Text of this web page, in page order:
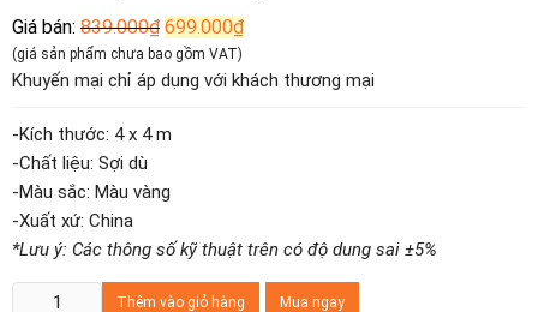
Giá bán: 839.000₫ Giá
gốc
là:
839.000₫.
699.000₫Giá
hiện
là:
(giá sản phẩm chưa bao gồm VAT)
Khuyến mại chỉ áp dụng với khách thương mại
-Kích thước: 4 x 4 m
-Chất liệu: Sợi dù
-Màu sắc: Màu vàng
-Xuất xứ: China
*Lưu ý: Các thông số kỹ thuật trên có độ dung sai ±5%
Thêm vào giỏ hàng Mua ngay